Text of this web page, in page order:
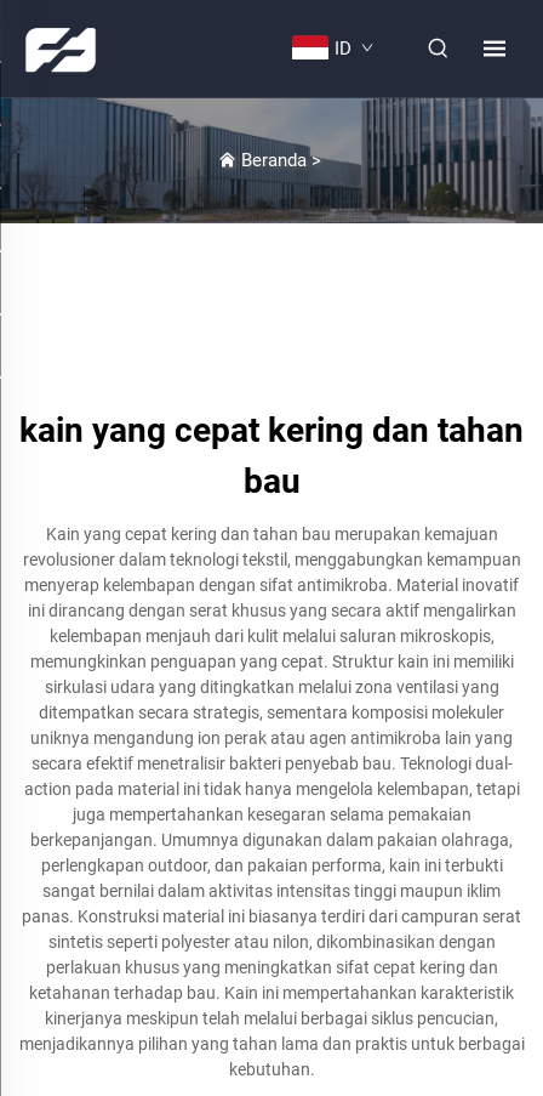
ID
Beranda>
kain yang cepat kering dan tahan
bau
Kain yang cepat kering dan tahan bau merupakan kemajuan
revolusioner dalam teknologi tekstil, menggabungkan kemampuan
menyerap kelembapan dengan sifat antimikroba. Material inovatif
ini dirancang dengan serat khusus yang secara aktif mengalirkan
kelembapan menjauh dari kulit melalui saluran mikroskopis,
memungkinkan penguapan yang cepat. Struktur kain ini memiliki
sirkulasi udara yang ditingkatkan melalui zona ventilasi yang
ditempatkan secara strategis, sementara komposisi molekuler
uniknya mengandung ion perak atau agen antimikroba lain yang
secara efektif menetralisir bakteri penyebab bau. Teknologi dual-
action pada material ini tidak hanya mengelola kelembapan, tetapi
juga mempertahankan kesegaran selama pemakaian
berkepanjangan. Umumnya digunakan dalam pakaian olahraga,
perlengkapan outdoor, dan pakaian performa, kain ini terbukti
sangat bernilai dalam aktivitas intensitas tinggi maupun iklim
panas. Konstruksi material ini biasanya terdiri dari campuran serat
sintetis seperti polyester atau nilon, dikombinasikan dengan
perlakuan khusus yang meningkatkan sifat cepat kering dan
ketahanan terhadap bau. Kain ini mempertahankan karakteristik
kinerjanya meskipun telah melalui berbagai siklus pencucian,
menjadikannya pilihan yang tahan lama dan praktis untuk berbagai
kebutuhan.